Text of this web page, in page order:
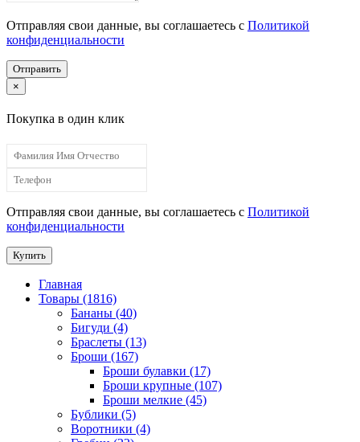
Отправляя свои данные, вы соглашаетесь с Политикой
конфиденциальности
Отправить
×
Покупка в один клик
Отправляя свои данные, вы соглашаетесь с Политикой
конфиденциальности
Купить
Главная
Товары (1816)
Бананы (40)
Бигуди (4)
Браслеты (13)
Броши (167)
Броши булавки (17)
Броши крупные (107)
Броши мелкие (45)
Бублики (5)
Воротники (4)